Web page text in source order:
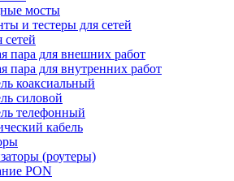
мосты
и тестеры для сетей
сетей
пара для внешних работ
пара для внутренних работ
коаксиальный
силовой
телефонный
кабель
(роутеры)
PON